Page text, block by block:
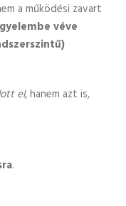
a működési zavart
véve
el, hanem azt is,
.